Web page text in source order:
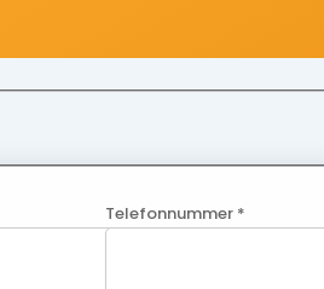
Telefonnummer *